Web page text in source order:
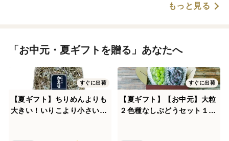
もっと見る
「お中元・夏ギフトを贈る」あなたへ
すぐに出荷
【夏ギフト】ちりめんよりも
大きい！いりこより小さい！
すぐに出荷
【夏ギフト】【お中元】大粒
２色種なしぶどうセット１０